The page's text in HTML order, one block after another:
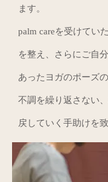
ます。
palm careを受けてい
を整え、さらにご自
あったヨガのポーズ
不調を繰り返さない
戻していく手助けを致